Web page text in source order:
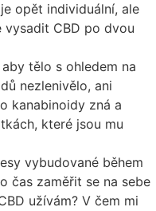
opět individuální, ale
CBD po dvou
tělo s ohledem na
nezlenivělo, ani
kanabinoidy zná a
které jsou mu
vybudované během
čas zaměřit se na sebe
užívám? V čem mi